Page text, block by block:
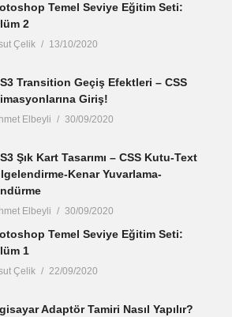
Temel Seviye Eğitim Seti:
2
Çelik 13/10/2020
Transition Geçiş Efektleri – CSS
Giriş!
Elbeyli 30/09/2020
Şık Kart Tasarımı – CSS Kutu-Text
Kenar Yuvarlama-
Elbeyli 30/09/2020
Temel Seviye Eğitim Seti:
1
Çelik 22/09/2020
Adaptör Tamiri Nasıl Yapılır?